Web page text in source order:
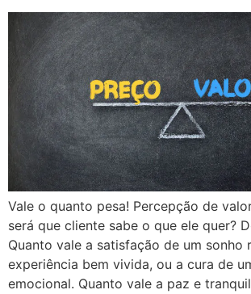
Vale o quanto pesa! Percepção de
será que cliente sabe o que ele quer?
Quanto vale a satisfação de um sonho
experiência bem vivida, ou a cura de
emocional. Quanto vale a paz e